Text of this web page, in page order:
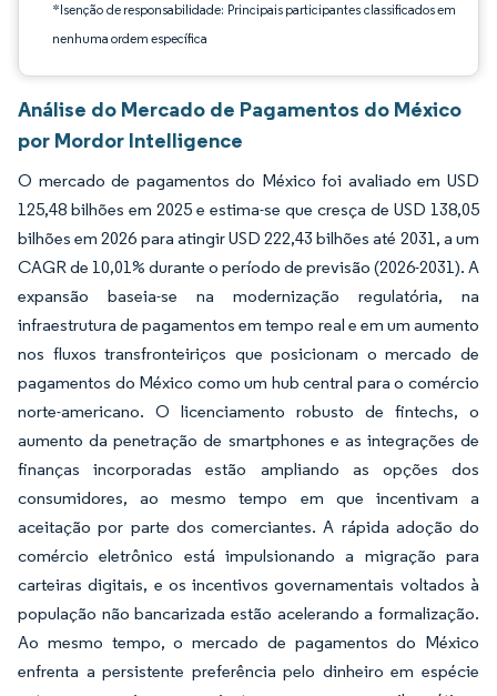
*Isenção de responsabilidade: Principais participantes classificados em
nenhuma ordem específica
Análise do Mercado de Pagamentos do México
por Mordor Intelligence
O mercado de pagamentos do México foi avaliado em USD
125,48 bilhões em 2025 e estima-se que cresça de USD 138,05
bilhões em 2026 para atingir USD 222,43 bilhões até 2031, a um
CAGR de 10,01% durante o período de previsão (2026-2031). A
expansão baseia-se na modernização regulatória, na
infraestrutura de pagamentos em tempo real e em um aumento
nos fluxos transfronteiriços que posicionam o mercado de
pagamentos do México como um hub central para o comércio
norte-americano. O licenciamento robusto de fintechs, o
aumento da penetração de smartphones e as integrações de
finanças incorporadas estão ampliando as opções dos
consumidores, ao mesmo tempo em que incentivam a
aceitação por parte dos comerciantes. A rápida adoção do
comércio eletrônico está impulsionando a migração para
carteiras digitais, e os incentivos governamentais voltados à
população não bancarizada estão acelerando a formalização.
Ao mesmo tempo, o mercado de pagamentos do México
enfrenta a persistente preferência pelo dinheiro em espécie